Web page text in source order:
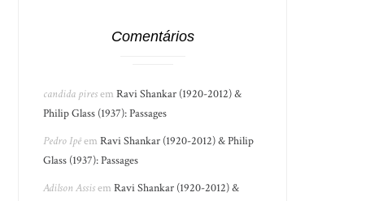
Comentários
candida piresemRavi Shankar (1920-2012) &
Philip Glass (1937): Passages
Pedro IpêemRavi Shankar (1920-2012) & Philip
Glass (1937): Passages
Adilson AssisemRavi Shankar (1920-2012) &